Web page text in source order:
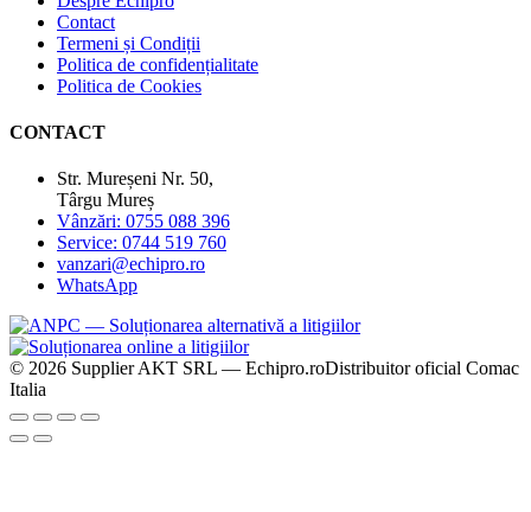
Contact
Termeni și Condiții
Politica de confidențialitate
Politica de Cookies
CONTACT
Str. Mureșeni Nr. 50,
Târgu Mureș
Vânzări: 0755 088 396
Service: 0744 519 760
vanzari@echipro.ro
WhatsApp
© 2026 Supplier AKT SRL — Echipro.roDistribuitor oficial Comac
Italia